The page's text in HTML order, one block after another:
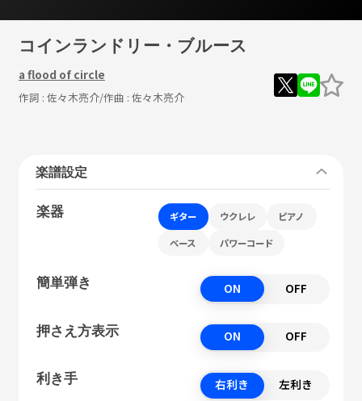
コインランドリー・ブルース
a flood of circle
作詞 : 佐々木亮介/作曲 : 佐々木亮介
楽譜設定
楽器 ギター ウクレレ ピアノ
ベース パワーコード
簡単弾き ON OFF
押さえ方表示 ON OFF
利き手 右利き 左利き